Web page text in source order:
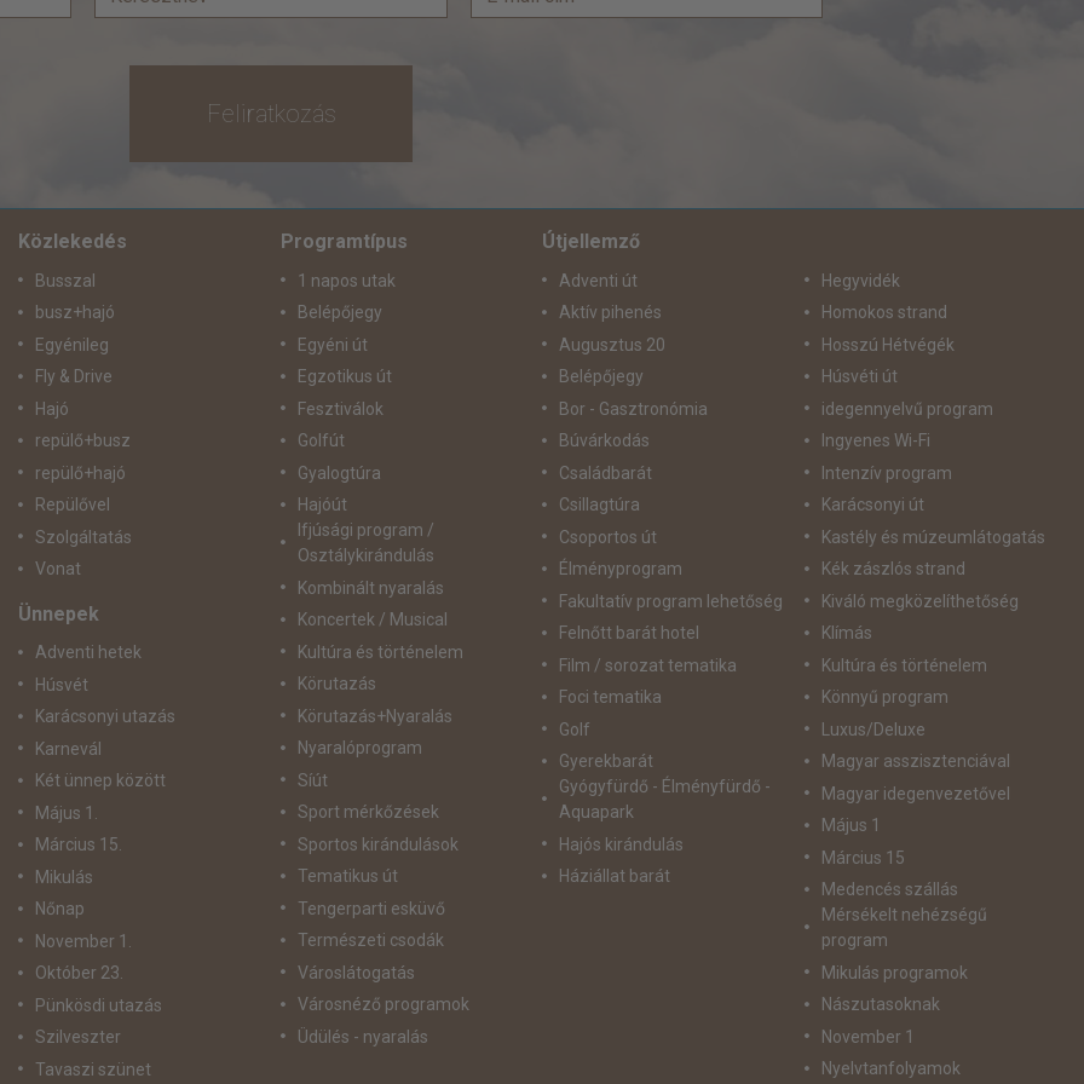
Feliratkozás
Közlekedés
Busszal
busz+hajó
Egyénileg
Fly & Drive
Hajó
repülő+busz
repülő+hajó
Repülővel
Szolgáltatás
Vonat
Ünnepek
Adventi hetek
Húsvét
Karácsonyi utazás
Karnevál
Két ünnep között
Május 1.
Március 15.
Mikulás
Nőnap
November 1.
Október 23.
Pünkösdi utazás
Szilveszter
Tavaszi szünet
Programtípus
1 napos utak
Belépőjegy
Egyéni út
Egzotikus út
Fesztiválok
Golfút
Gyalogtúra
Hajóút
Ifjúsági program /
Osztálykirándulás
Kombinált nyaralás
Koncertek / Musical
Kultúra és történelem
Körutazás
Körutazás+Nyaralás
Nyaralóprogram
Síút
Sport mérkőzések
Sportos kirándulások
Tematikus út
Tengerparti esküvő
Természeti csodák
Városlátogatás
Városnéző programok
Üdülés - nyaralás
Útjellemző
Adventi út
Aktív pihenés
Augusztus 20
Belépőjegy
Bor - Gasztronómia
Búvárkodás
Családbarát
Csillagtúra
Csoportos út
Élményprogram
Fakultatív program lehetőség
Felnőtt barát hotel
Film / sorozat tematika
Foci tematika
Golf
Gyerekbarát
Gyógyfürdő - Élményfürdő -
Aquapark
Hajós kirándulás
Háziállat barát
Hegyvidék
Homokos strand
Hosszú Hétvégék
Húsvéti út
idegennyelvű program
Ingyenes Wi-Fi
Intenzív program
Karácsonyi út
Kastély és múzeumlátogatás
Kék zászlós strand
Kiváló megközelíthetőség
Klímás
Kultúra és történelem
Könnyű program
Luxus/Deluxe
Magyar asszisztenciával
Magyar idegenvezetővel
Május 1
Március 15
Medencés szállás
Mérsékelt nehézségű
program
Mikulás programok
Nászutasoknak
November 1
Nyelvtanfolyamok